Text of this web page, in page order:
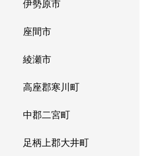
伊勢原市
座間市
綾瀬市
高座郡寒川町
中郡二宮町
足柄上郡大井町